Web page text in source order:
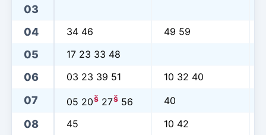
03
04
34 46 49 59
05 17 23 33 48
06 03 23 39 51 10 32 40
07 05 20š 27š 56 40
08 45 10 42